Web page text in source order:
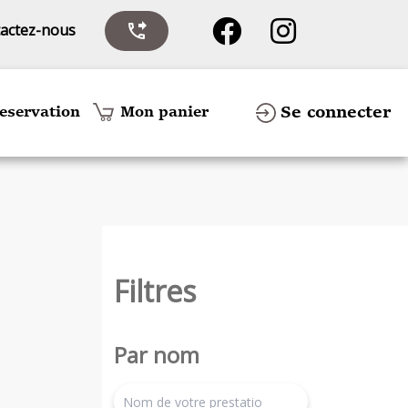
nous phone_forwarded
Mon panier Se connecter
Filtres
Par nom